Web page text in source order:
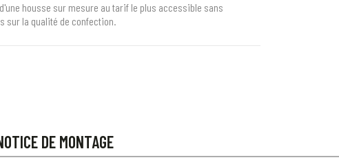
housse sur mesure au tarif le plus accessible sans
sur la qualité de confection.
DE MONTAGE